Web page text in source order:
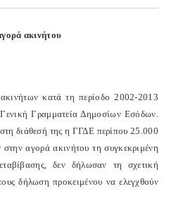
ακινήτου
κατά τη περίοδο 2002-2013
Γραμματεία Δημοσίων Εσόδων.
στη διάθεσή της η ΓΓΔΕ περίπου 25.000
αγορά ακινήτου τη συγκεκριμένη
δεν δήλωσαν τη σχετική
δήλωση προκειμένου να ελεγχθούν